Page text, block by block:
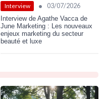
Interview • 03/07/2026
Interview de Agathe Vacca de
June Marketing : Les nouveaux
enjeux marketing du secteur
beauté et luxe